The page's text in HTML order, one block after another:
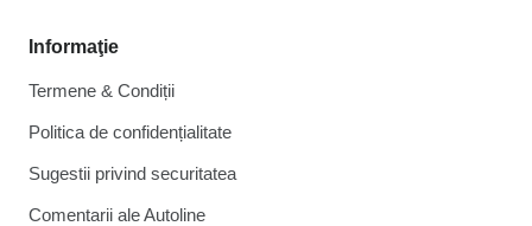
Informaţie
Termene & Condiții
Politica de confidențialitate
Sugestii privind securitatea
Comentarii ale Autoline